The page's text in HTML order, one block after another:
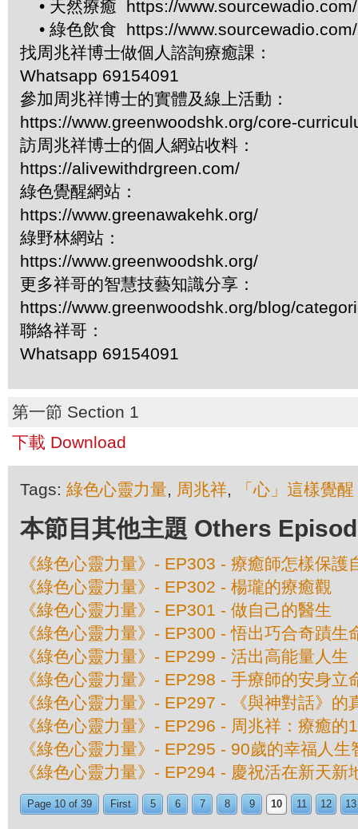
• 天然療癒 https://
• 綠色飲食 https://
找周兆祥博士做個人諮詢療癒課：
Whatsapp 69154091
參加周兆祥博士的實體及線上活動：
https://www.greenwoodshk.org/core-
訪周兆祥博士的個人網站收料：
https://alivewithdrgreen.com/
綠色覺醒網站：
https://www.greenawakehk.org/
綠野林網站：
https://www.greenwoodshk.org/
更多祥哥的智慧技藝知識分享：
https://www.greenwoodshk.org/blog/
聯絡祥哥：
Whatsapp 69154091
第一節 Section 1
下載 Download
Tags: 綠色心靈力量, 周兆祥, 「心」這樣覺醒
本節目其他主題 Others
《綠色心靈力量》- EP303 - 療癒師怎樣保護
《綠色心靈力量》- EP302 - 楊瓏的療癒觀
《綠色心靈力量》- EP301 - 做自己的醫生
《綠色心靈力量》- EP300 - 悟出巧合奇蹟生
《綠色心靈力量》- EP299 - 活出高能量人生
《綠色心靈力量》- EP298 - 手療師的安身立
《綠色心靈力量》- EP297 - 《與神對話》的
《綠色心靈力量》- EP296 - 周兆祥：療癒的
《綠色心靈力量》- EP295 - 90歲的幸福人生
《綠色心靈力量》- EP294 - 慶祝活在新天新
Page 10 of 39 First 5 6 7 8 9 10 11 12 13